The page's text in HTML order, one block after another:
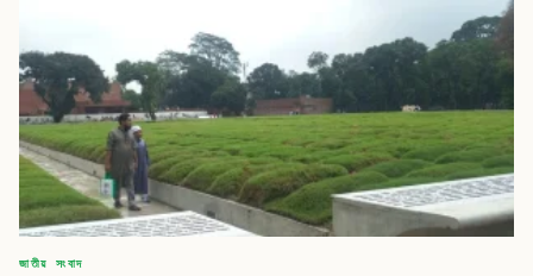
জাতীয় সংবাদ